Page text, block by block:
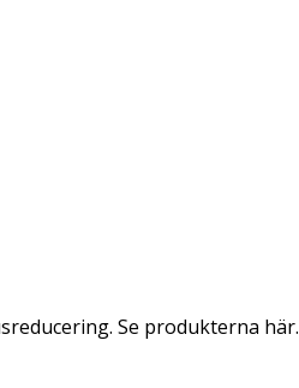
Se produkterna här.